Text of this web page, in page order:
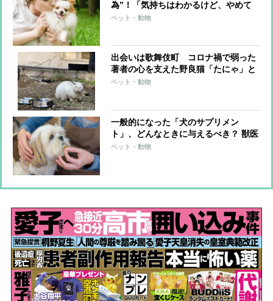
為”！「気持ちはわかるけど、やめて
ください」と獣医師
ペット・動物
出会いは歌舞伎町 コロナ禍で弱った
著者の心を支えた野良猫「たにゃ」と
は？
ペット・動物
一般的になった「犬のサプリメン
ト」、どんなときに与えるべき？ 獣医
師が解説
ペット・動物